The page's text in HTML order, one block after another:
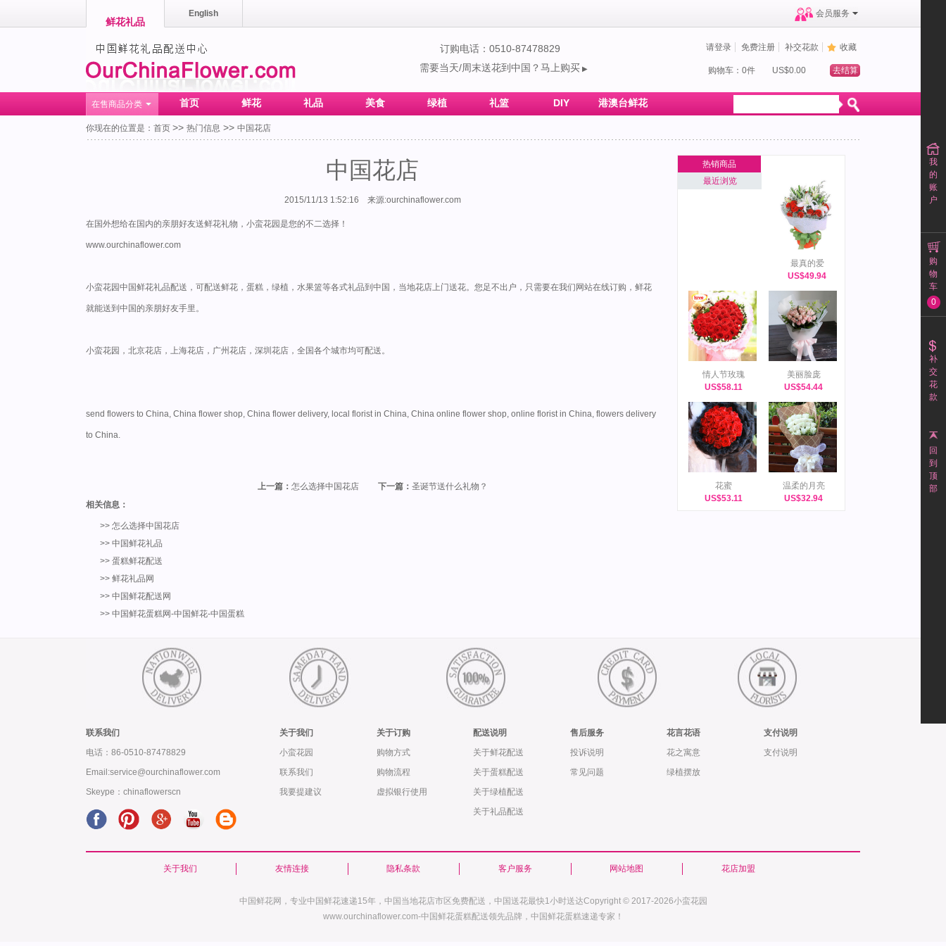
我
的
账
户
购
物
车
0
补
交
花
款
回
到
顶
部
鲜花礼品
English 会员服务
订购电话：0510-87478829
需要当天/周末送花到中国？马上购买 ▶
请登录 免费注册 补交花款 收藏
购物车：0件 US$0.00 去结算
在售商品分类 首页 鲜花 礼品 美食 绿植 礼篮 DIY 港澳台鲜花
你现在的位置是： 首页 >> 热门信息 >> 中国花店
中国花店
2015/11/13 1:52:16 来源:ourchinaflower.com
在国外想给在国内的亲朋好友送鲜花礼物，小蛮花园是您的不二选择！
www.ourchinaflower.com
小蛮花园中国鲜花礼品配送，可配送鲜花，蛋糕，绿植，水果篮等各式礼品到中国，当地花店上门送花。您足不出户，只需要在我们网站在线订购，鲜花
就能送到中国的亲朋好友手里。
小蛮花园，北京花店，上海花店，广州花店，深圳花店，全国各个城市均可配送。
send flowers to China, China flower shop, China flower delivery, local florist in China, China online flower shop, online florist in China, flowers delivery
to China.
上一篇： 怎么选择中国花店 下一篇： 圣诞节送什么礼物？
相关信息：
>> 怎么选择中国花店
>> 中国鲜花礼品
>> 蛋糕鲜花配送
>> 鲜花礼品网
>> 中国鲜花配送网
>> 中国鲜花蛋糕网-中国鲜花-中国蛋糕
热销商品
最近浏览
最真的爱
US$49.94
情人节玫瑰
US$58.11
美丽脸庞
US$54.44
花蜜
US$53.11
温柔的月亮
US$32.94
联系我们
电话：86-0510-87478829
Email:service@ourchinaflower.com
Skeype：chinaflowerscn
关于我们
小蛮花园
联系我们
我要提建议
关于订购
购物方式
购物流程
虚拟银行使用
配送说明
关于鲜花配送
关于蛋糕配送
关于绿植配送
关于礼品配送
售后服务
投诉说明
常见问题
花言花语
花之寓意
绿植摆放
支付说明
支付说明
关于我们 友情连接 隐私条款 客户服务 网站地图 花店加盟
中国鲜花网，专业中国鲜花速递15年，中国当地花店市区免费配送，中国送花最快1小时送达Copyright © 2017-2026小蛮花园
www.ourchinaflower.com-中国鲜花蛋糕配送领先品牌，中国鲜花蛋糕速递专家！